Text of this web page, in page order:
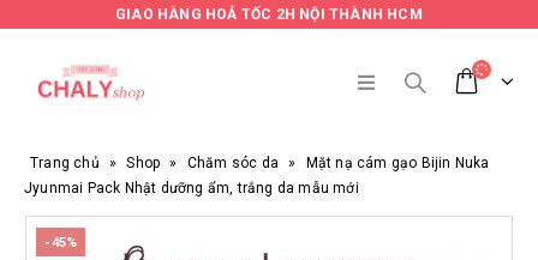
GIAO HÀNG HOẢ TỐC 2H NỘI THÀNH HCM
Trang chủ » Shop » Chăm sóc da »
Mặt nạ cám gạo Bijin Nuka
Jyunmai Pack Nhật dưỡng ẩm, trắng da mẫu mới
-45%